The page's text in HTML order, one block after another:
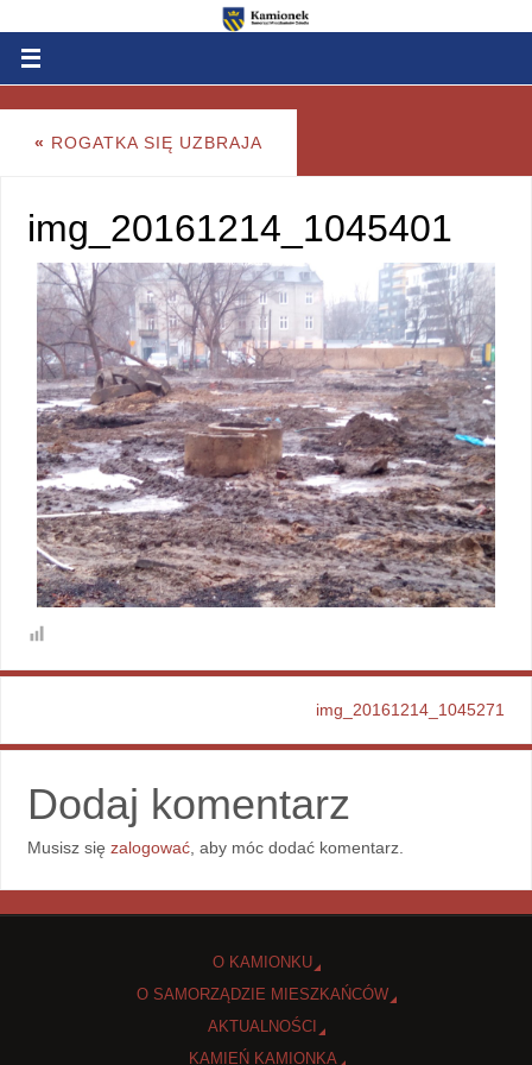
« ROGATKA SIĘ UZBRAJA
img_20161214_1045401
img_20161214_1045271
Dodaj komentarz
Musisz się zalogować, aby móc dodać komentarz.
O KAMIONKU
O SAMORZĄDZIE MIESZKAŃCÓW
AKTUALNOŚCI
KAMIEŃ KAMIONKA